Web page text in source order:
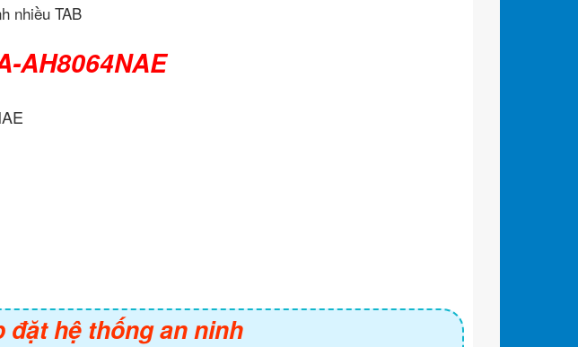
nhiều TAB
AH8064NAE
đặt hệ thống an ninh